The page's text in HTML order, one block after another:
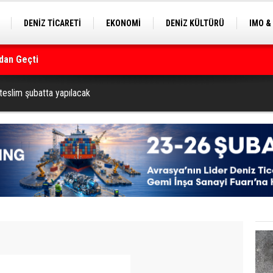
DENİZ TİCARETİ EKONOMİ DENİZ KÜLTÜRÜ
IMO
Geçti
şubatta yapılacak